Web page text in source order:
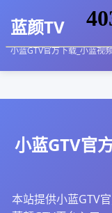
蓝颜TV
小蓝GTV官方下载_小蓝视
小蓝GTV官
本站提供小蓝GTV